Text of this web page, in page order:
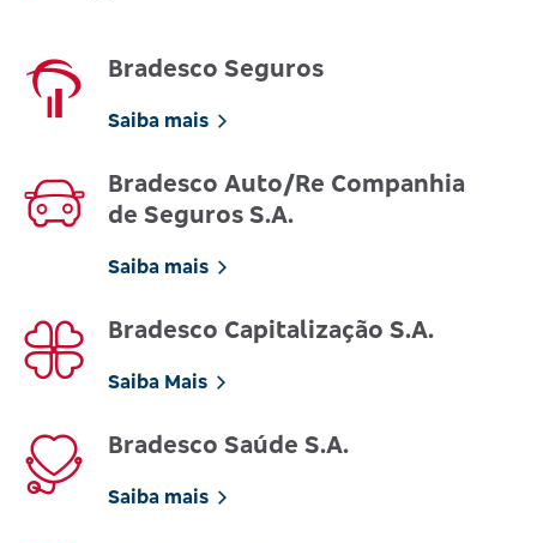
Bradesco Seguros
Saiba mais
Bradesco Auto/Re Companhia
de Seguros S.A.
Saiba mais
Bradesco Capitalização S.A.
Saiba Mais
Bradesco Saúde S.A.
Saiba mais